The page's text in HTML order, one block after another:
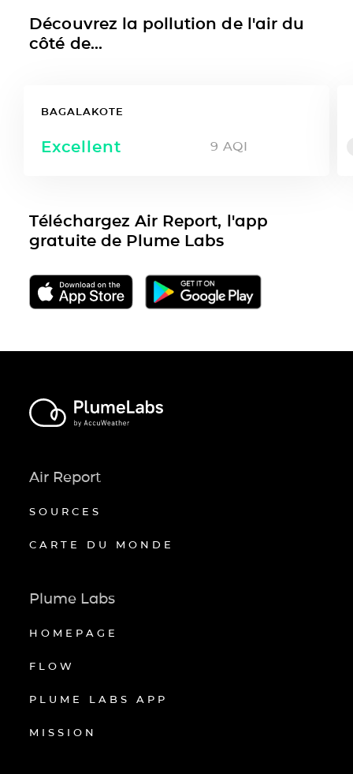
Découvrez la pollution de l'air du
côté de...
BAGALAKOTE
Excellent 9 AQI
Téléchargez Air Report, l'app
gratuite de Plume Labs
Air Report
SOURCES
CARTE DU MONDE
Plume Labs
HOMEPAGE
FLOW
PLUME LABS APP
MISSION